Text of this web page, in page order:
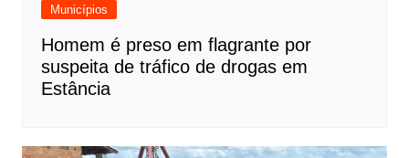
Municípios
Homem é preso em flagrante por
suspeita de tráfico de drogas em
Estância